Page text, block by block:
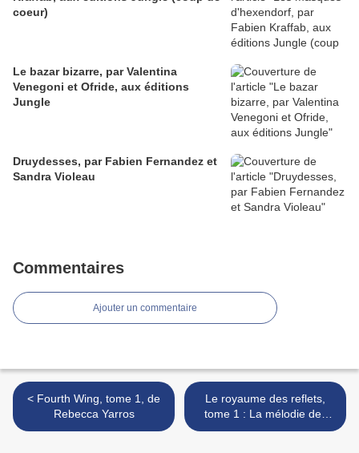
coeur)
Le bazar bizarre, par Valentina
Venegoni et Ofride, aux éditions
Jungle
Druydesses, par Fabien Fernandez et
Sandra Violeau
Commentaires
Ajouter un commentaire
< Fourth Wing, tome 1, de
Rebecca Yarros
Le royaume des reflets,
tome 1 : La mélodie des
ombres, par Charlotte